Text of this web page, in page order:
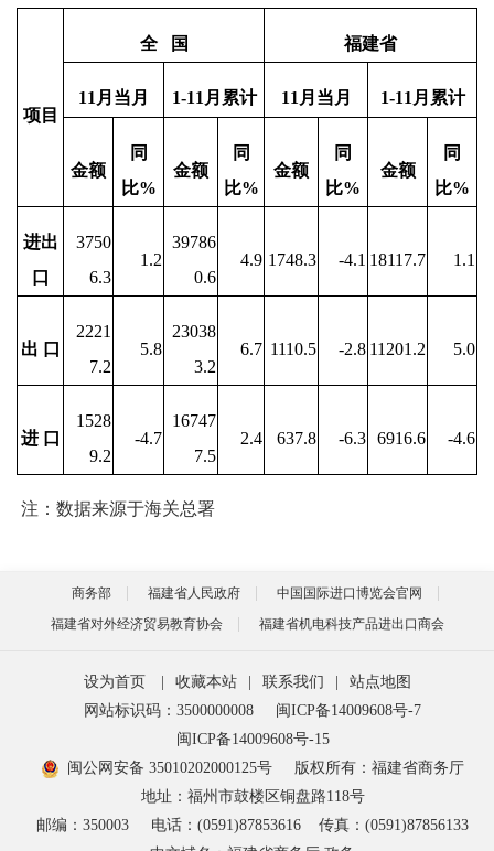
项目
全 国 福建省
11月 当月 1-11月 累计 11月 当月 1-11月 累计
金额
同
比%
金额
同
比%
金额
同
比%
金额
同
比%
进出
口
3750
6.3
1.2
39786
0.6
4.9 1748.3 -4.1 18117.7 1.1
出 口
2221
7.2
5.8
23038
3.2
6.7 1110.5 -2.8 11201.2 5.0
进 口
1528
9.2
-4.7
16747
7.5
2.4 637.8 -6.3 6916.6 -4.6
注：数据来源于海关总署
商务部 福建省人民政府
中国国际进口博览会官网
福建省对外经济贸易教育协会
福建省机电科技产品进出口商会
设为首页 收藏本站 联系我们
站点地图
网站标识码：3500000008
闽ICP备14009608号-7
闽ICP备14009608号-15
闽公网安备 35010202000125号
版权所有：福建省商务厅
地址：福州市鼓楼区铜盘路118号
邮编：350003
电话：(0591)87853616
传真：(0591)87856133